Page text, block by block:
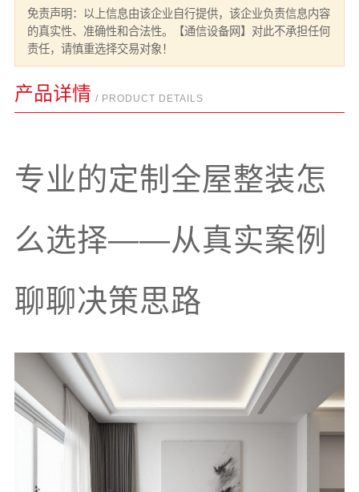
免责声明：以上信息由该企业自行提供，该企业负责信息内容
的真实性、准确性和合法性。【通信设备网】对此不承担任何
责任，请慎重选择交易对象！
产品详情 / PRODUCT DETAILS
专业的定制全屋整装怎
么选择——从真实案例
聊聊决策思路